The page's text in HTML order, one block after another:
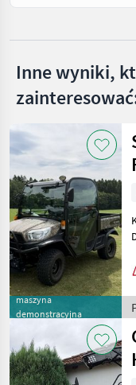
Inne wyniki,
maszyna
demonstracyjna